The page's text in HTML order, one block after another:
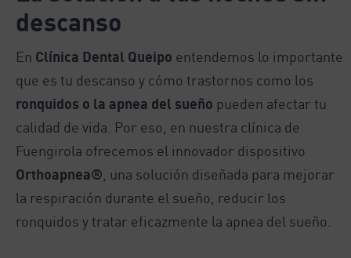
descanso
En Clínica Dental Queipo entendemos lo importante
que es tu descanso y cómo trastornos como los
ronquidos o la apnea del sueño pueden afectar tu
calidad de vida. Por eso, en nuestra clínica de
Fuengirola ofrecemos el innovador dispositivo
Orthoapnea® , una solución diseñada para mejorar
la respiración durante el sueño, reducir los
ronquidos y tratar eficazmente la apnea del sueño.